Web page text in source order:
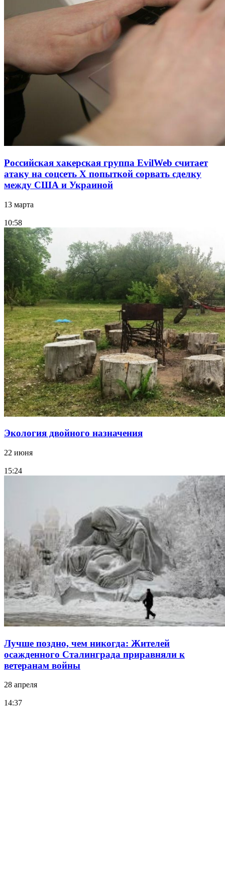
Российская хакерская группа EvilWeb считает
атаку на соцсеть Х попыткой сорвать сделку
между США и Украиной
13 марта
10:58
Экология двойного назначения
22 июня
15:24
Лучше поздно, чем никогда: Жителей
осажденного Сталинграда приравняли к
ветеранам войны
28 апреля
14:37